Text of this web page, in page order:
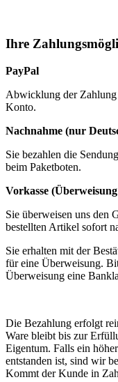
Ihre
PayPal
Abwicklung der Zahlung
Konto.
Nachnahme (nur
Sie bezahlen die
beim Paketboten.
Vorkasse
Sie überweisen uns den
bestellten Artikel sofort
Sie erhalten mit der
für eine Überweisung.
Überweisung eine
Die Bezahlung erfolgt
Ware bleibt bis zur
Eigentum. Falls ein
entstanden ist, sind wir
Kommt der Kunde in